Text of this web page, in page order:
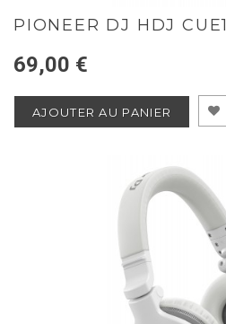
PIONEER DJ HDJ CUE1
69,00 €
AJOUTER AU PANIER